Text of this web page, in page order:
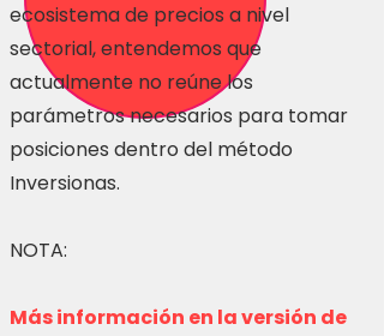
ecosistema de precios a nivel
sectorial, entendemos que
actualmente no reúne los
parámetros necesarios para tomar
posiciones dentro del método
Inversionas.
NOTA:
Más información en la versión de